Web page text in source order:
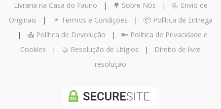
Livraria na Casa do Fauno | 🌳 Sobre Nós | 📃 Envio de
Originais | 📌 Termos e Condições | 📦 Política de Entrega
| 📤 Política de Devolução | 🔑 Política de Privacidade e
Cookies | 🤝 Resolução de Litígios |
Direito de livre
resolução